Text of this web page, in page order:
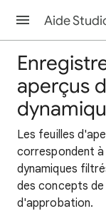
Aide
aperçus
Les feuilles
correspondent à
dynamiques
des concepts
d'approbation.